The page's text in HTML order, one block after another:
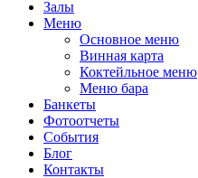
Залы
Меню
Основное меню
Винная карта
Коктейльное меню
Меню бара
Банкеты
Фотоотчеты
События
Блог
Контакты